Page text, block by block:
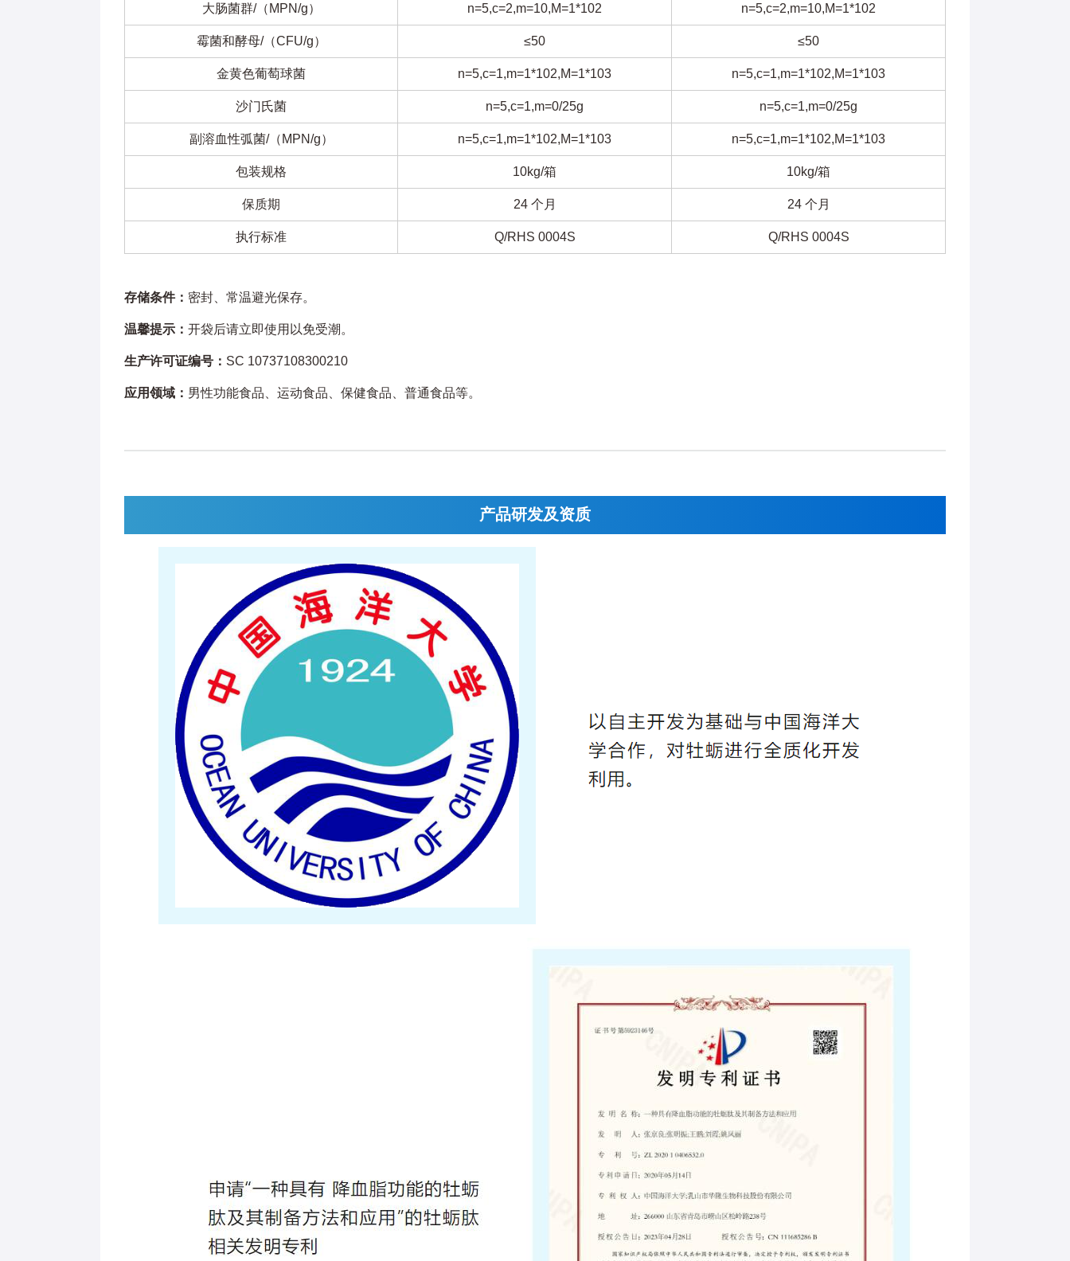
大肠菌群/（MPN/g） n=5,c=2,m=10,M=1*102 n=5,c=2,m=10,M=1*102
霉菌和酵母/（CFU/g） ≤50 ≤50
金黄色葡萄球菌 n=5,c=1,m=1*102,M=1*103 n=5,c=1,m=1*102,M=1*103
沙门氏菌 n=5,c=1,m=0/25g n=5,c=1,m=0/25g
副溶血性弧菌/（MPN/g） n=5,c=1,m=1*102,M=1*103 n=5,c=1,m=1*102,M=1*103
包装规格 10kg/箱 10kg/箱
保质期 24 个月 24 个月
执行标准 Q/RHS 0004S Q/RHS 0004S
存储条件： 密封、常温避光保存。
温馨提示： 开袋后请立即使用以免受潮。
生产许可证编号： SC 10737108300210
应用领域： 男性功能食品、运动食品、保健食品、普通食品等。
产品研发及资质